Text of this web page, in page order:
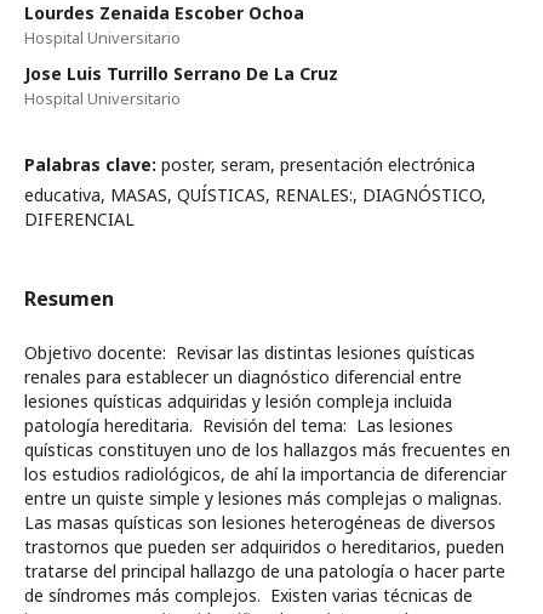
Lourdes Zenaida Escober Ochoa
Hospital Universitario
Jose Luis Turrillo Serrano De La Cruz
Hospital Universitario
Palabras clave: poster, seram, presentación electrónica
educativa, MASAS, QUÍSTICAS, RENALES:, DIAGNÓSTICO,
DIFERENCIAL
Resumen
Objetivo docente: Revisar las distintas lesiones quísticas
renales para establecer un diagnóstico diferencial entre
lesiones quísticas adquiridas y lesión compleja incluida
patología hereditaria. Revisión del tema: Las lesiones
quísticas constituyen uno de los hallazgos más frecuentes en
los estudios radiológicos, de ahí la importancia de diferenciar
entre un quiste simple y lesiones más complejas o malignas.
Las masas quísticas son lesiones heterogéneas de diversos
trastornos que pueden ser adquiridos o hereditarios, pueden
tratarse del principal hallazgo de una patología o hacer parte
de síndromes más complejos. Existen varias técnicas de